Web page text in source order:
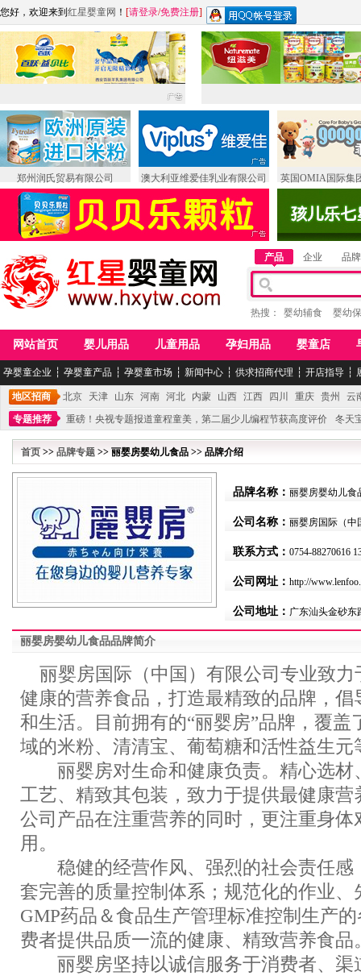
您好，欢迎来到 红星婴童网 ！ [请登录/免费注册]
郑州润氏贸易有限公司 澳大利亚维爱佳乳业有限公司 英国OMIA国际集
产品 企业 品牌
热搜： 婴幼辅食 婴幼
网站首页 婴儿用品 儿童用品 孕妇用品 婴童店
孕婴童企业 ┆ 孕婴童产品 ┆ 孕婴童市场 ┆ 新闻中心 ┆ 供求招商代理 ┆ 开店指导 ┆
地区招商 北京 天津 山东 河南 河北 内蒙 山西 江西 四川 重庆 贵州
云
专题推荐
重磅！央视专题报道童程童美，第二届少儿编程节获高度评价
冬天
不能再单纯地销售产品,而要向增强服务转型,毕竟母婴产品比较特殊。”
妇幼广场
首页 >> 品牌专题 >> 丽婴房婴幼儿食品 >> 品牌介绍
品牌名称： 丽婴房婴幼儿食
公司名称： 丽婴房国际（中
联系方式： 0754-88270616
公司网址： http://
公司地址： 广东汕头金砂东
丽婴房婴幼儿食品品牌简介
丽婴房国际（中国）有限公司专业致力
健康的营养食品，打造最精致的品牌，倡
和生活。目前拥有的“丽婴房”品牌，覆盖
域的米粉、清清宝、葡萄糖和活性益生元
丽婴房对生命和健康负责。精心选材
工艺、精致其包装，致力于提供最健康
公司产品在注重营养的同时，更注重身体
用。
稳健的经营作风、强烈的社会责任感
套完善的质量控制体系；规范化的作业
GMP药品＆食品生产管理标准控制生产
费者提供品质一流的健康、精致营养食品
丽婴房坚持以诚信服务于消费者、渠